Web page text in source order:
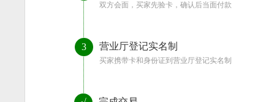
双方会面，买家先验卡，确认后当面付款
3 营业厅登记实名制
买家携带卡和身份证到营业厅登记实名制